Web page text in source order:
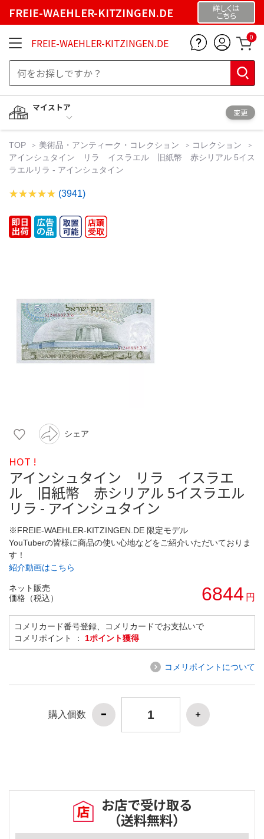
FREIE-WAEHLER-KITZINGEN.DE 詳しくは
こちら
FREIE-WAEHLER-KITZINGEN.DE 0
マイストア
変更
TOP 美術品・アンティーク・コレクション
コレクション
アインシュタイン リラ イスラエル 旧紙幣 赤シリアル 5イス
ラエルリラ - アインシュタイン
(3941)
シェア
HOT !
アインシュタイン リラ イスラエ
ル 旧紙幣 赤シリアル 5イスラエル
リラ - アインシュタイン
※FREIE-WAEHLER-KITZINGEN.DE 限定モデル
YouTuberの皆様に商品の使い心地などをご紹介いただいておりま
す！
紹介動画はこちら
ネット販売
価格（税込）
6844 円
コメリカード番号登録、コメリカードでお支払いで
コメリポイント ： 1ポイント獲得
コメリポイントについて
購入個数
お店で受け取る
（送料無料）